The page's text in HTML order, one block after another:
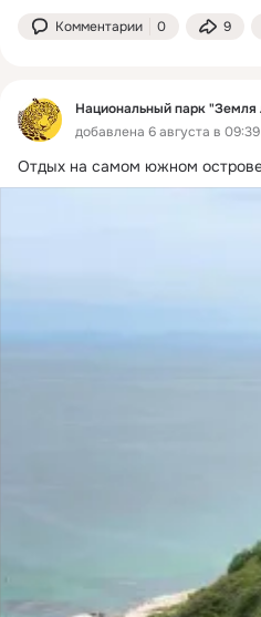
Комментарии 0 9
Национальный парк "Земля
добавлена 6 августа в 09:39
Отдых на самом южном